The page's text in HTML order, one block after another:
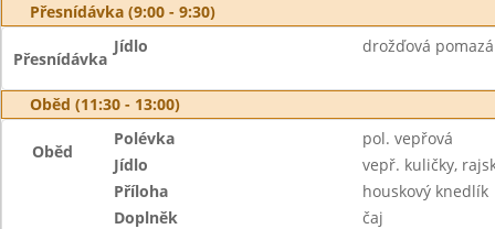
Přesnídávka (9:00 - 9:30)
Přesnídávka
Jídlo drožďová
Oběd (11:30 - 13:00)
Oběd
Polévka
pol. vepřová
Jídlo
vepř. kuličky,
Příloha
houskový knedlík
Doplněk
čaj